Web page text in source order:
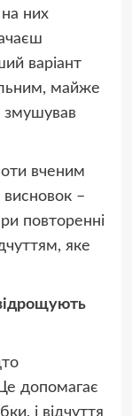
них
варіант
майже
змушував
вченим
–
повторенні
яке
допомагає
і відчуття